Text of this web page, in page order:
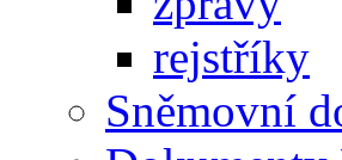
rejstříky
Sněmovní